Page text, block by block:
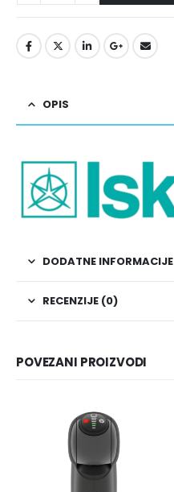
OPIS
DODATNE INFORMACIJE
RECENZIJE (0)
POVEZANI PROIZVODI